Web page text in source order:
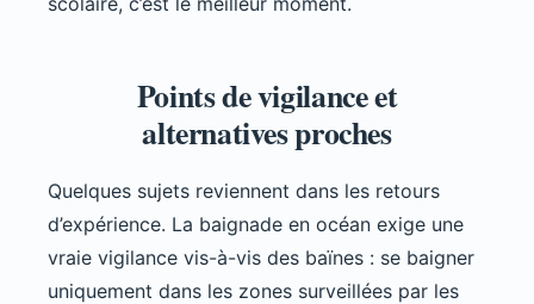
Points de vigilance et
alternatives proches
Quelques sujets reviennent dans les retours
d’expérience. La baignade en océan exige une
vraie vigilance vis-à-vis des baïnes : se baigner
uniquement dans les zones surveillées par les